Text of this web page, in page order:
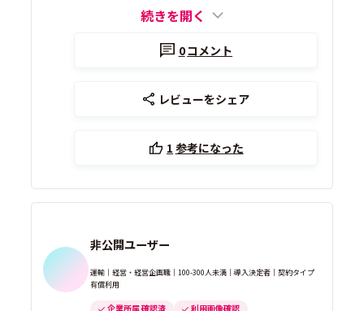
続きを開く
0コメント
レビューをシェア
1 参考になった
非公開ユーザー
運輸｜経営・経営企画職｜100-300人未満｜導入決定者｜契約タイプ
有償利用
企業所属 確認済 利用画像確認